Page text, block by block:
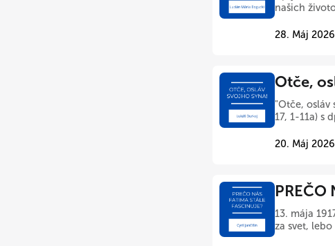
našich
28. Máj
Otče,
"Otče, osláv
17, 1-11a) s
20. Máj
PREČO
13. mája
za svet,